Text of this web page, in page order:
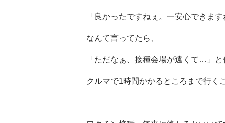
「良かったですねぇ。一安心できま
なんて言ってたら、
「ただなぁ、接種会場が遠くて…」
クルマで1時間かかるところまで行